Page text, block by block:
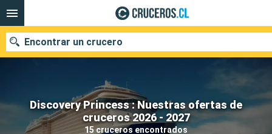
Discovery Princess : Nuestras ofertas de
cruceros 2026 - 2027
15 cruceros encontrados
Encontrar un crucero
Nuestros destinos